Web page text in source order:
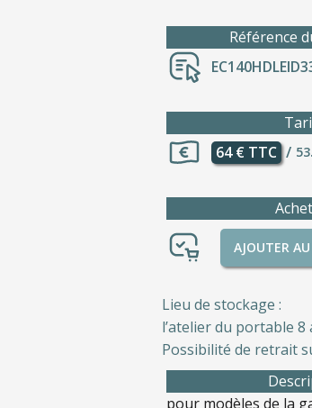
Référence
64 € TTC /
AJOUTER
Lieu de stockage :
l’atelier du portable 8
Possibilité de retrait
pour modèles de la